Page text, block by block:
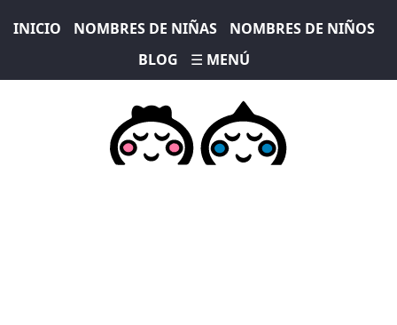
INICIO NOMBRES DE NIÑAS
NOMBRES DE NIÑOS
BLOG
☰ MENÚ